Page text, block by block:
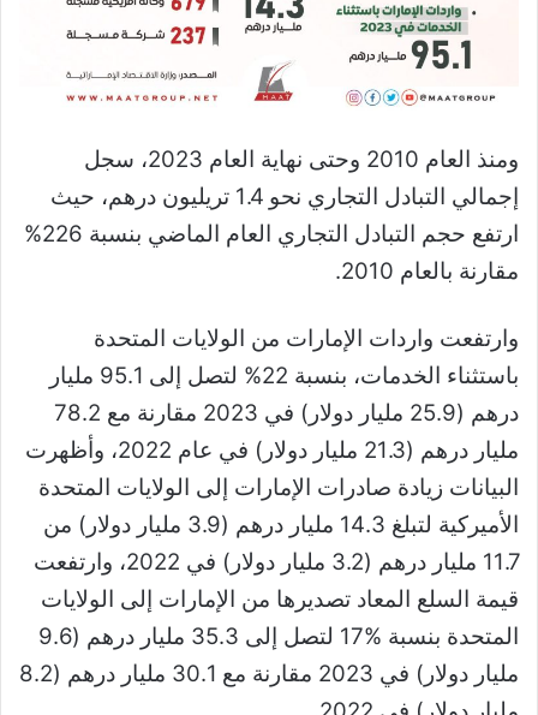
ومنذ العام 2010 وحتى نهاية العام 2023، سجل
إجمالي التبادل التجاري نحو 1.4 تريليون درهم، حيث
ارتفع حجم التبادل التجاري العام الماضي بنسبة 226%
مقارنة بالعام 2010.
وارتفعت واردات الإمارات من الولايات المتحدة
باستثناء الخدمات، بنسبة 22% لتصل إلى 95.1 مليار
درهم (25.9 مليار دولار) في 2023 مقارنة مع 78.2
مليار درهم (21.3 مليار دولار) في عام 2022، وأظهرت
البيانات زيادة صادرات الإمارات إلى الولايات المتحدة
الأميركية لتبلغ 14.3 مليار درهم (3.9 مليار دولار) من
11.7 مليار درهم (3.2 مليار دولار) في 2022، وارتفعت
قيمة السلع المعاد تصديرها من الإمارات إلى الولايات
المتحدة بنسبة %17 لتصل إلى 35.3 مليار درهم (9.6
مليار دولار) في 2023 مقارنة مع 30.1 مليار درهم (8.2